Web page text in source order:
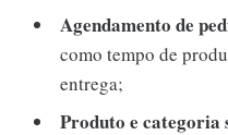
Agendamento de
como tempo de
entrega;
Produto e categoria